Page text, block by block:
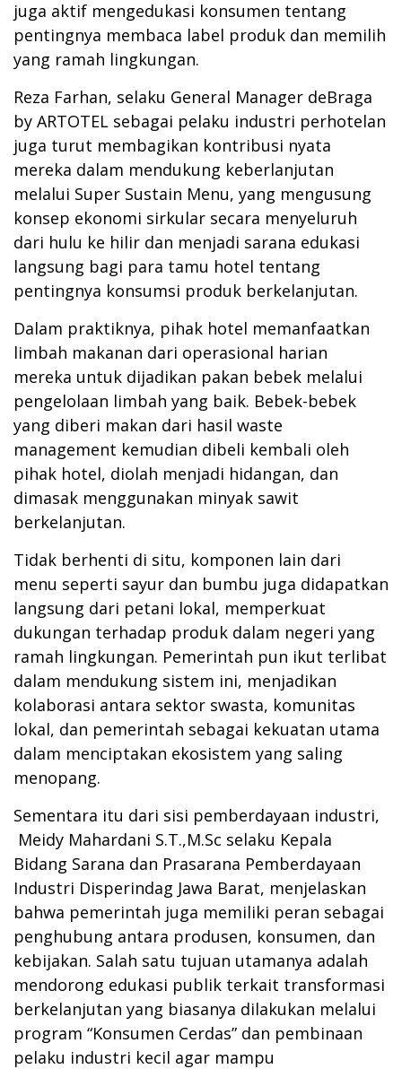
juga aktif mengedukasi konsumen tentang
pentingnya membaca label produk dan memilih
yang ramah lingkungan.
Reza Farhan, selaku General Manager deBraga
by ARTOTEL sebagai pelaku industri perhotelan
juga turut membagikan kontribusi nyata
mereka dalam mendukung keberlanjutan
melalui Super Sustain Menu, yang mengusung
konsep ekonomi sirkular secara menyeluruh
dari hulu ke hilir dan menjadi sarana edukasi
langsung bagi para tamu hotel tentang
pentingnya konsumsi produk berkelanjutan.
Dalam praktiknya, pihak hotel memanfaatkan
limbah makanan dari operasional harian
mereka untuk dijadikan pakan bebek melalui
pengelolaan limbah yang baik. Bebek-bebek
yang diberi makan dari hasil waste
management kemudian dibeli kembali oleh
pihak hotel, diolah menjadi hidangan, dan
dimasak menggunakan minyak sawit
berkelanjutan.
Tidak berhenti di situ, komponen lain dari
menu seperti sayur dan bumbu juga didapatkan
langsung dari petani lokal, memperkuat
dukungan terhadap produk dalam negeri yang
ramah lingkungan. Pemerintah pun ikut terlibat
dalam mendukung sistem ini, menjadikan
kolaborasi antara sektor swasta, komunitas
lokal, dan pemerintah sebagai kekuatan utama
dalam menciptakan ekosistem yang saling
menopang.
Sementara itu dari sisi pemberdayaan industri,
Meidy Mahardani S.T.,M.Sc selaku Kepala
Bidang Sarana dan Prasarana Pemberdayaan
Industri Disperindag Jawa Barat, menjelaskan
bahwa pemerintah juga memiliki peran sebagai
penghubung antara produsen, konsumen, dan
kebijakan. Salah satu tujuan utamanya adalah
mendorong edukasi publik terkait transformasi
berkelanjutan yang biasanya dilakukan melalui
program “Konsumen Cerdas” dan pembinaan
pelaku industri kecil agar mampu